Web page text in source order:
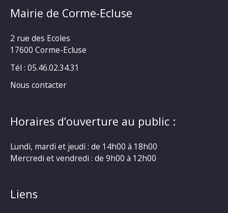
Mairie de Corme-Ecluse
2 rue des Ecoles
17600 Corme-Ecluse
Tél : 05.46.02.34.31
Nous contacter
Horaires d’ouverture au public :
Lundi, mardi et jeudi : de 14h00 à 18h00
Mercredi et vendredi : de 9h00 à 12h00
Liens